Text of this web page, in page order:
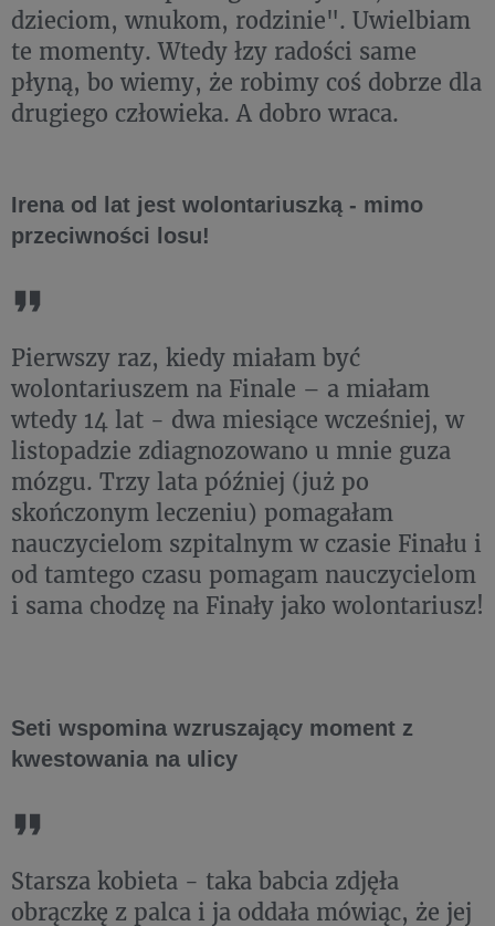
dzieciom, wnukom, rodzinie". Uwielbiam
te momenty. Wtedy łzy radości same
płyną, bo wiemy, że robimy coś dobrze dla
drugiego człowieka. A dobro wraca.
Irena od lat jest wolontariuszką - mimo
przeciwności losu!
Pierwszy raz, kiedy miałam być
wolontariuszem na Finale – a miałam
wtedy 14 lat - dwa miesiące wcześniej, w
listopadzie zdiagnozowano u mnie guza
mózgu. Trzy lata później (już po
skończonym leczeniu) pomagałam
nauczycielom szpitalnym w czasie Finału i
od tamtego czasu pomagam nauczycielom
i sama chodzę na Finały jako wolontariusz!
Seti wspomina wzruszający moment z
kwestowania na ulicy
Starsza kobieta - taka babcia zdjęła
obrączkę z palca i ja oddała mówiąc, że jej